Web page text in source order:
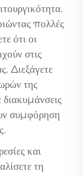
πολλές
ότι οι
στις
Διεξάγετε
της
συμφόρηση
και
τη